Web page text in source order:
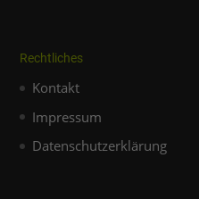
Rechtliches
Kontakt
Impressum
Datenschutzerklärung